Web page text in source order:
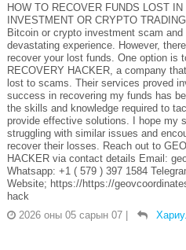
HOW TO RECOVER FUNDS LOST
INVESTMENT OR CRYPTO
Bitcoin or crypto investment scam
devastating experience. However,
recover your lost funds. One option is
RECOVERY HACKER, a company
lost to scams. Their services proved
success in recovering my funds has
the skills and knowledge required to
provide effective solutions. I hope my
struggling with similar issues and
recover their losses. Reach out to
HACKER via contact details Email:
Whatsapp: +1 ( 579 ) 397 1584
Website; https://https://
hack
2026 оны 05 сарын 07